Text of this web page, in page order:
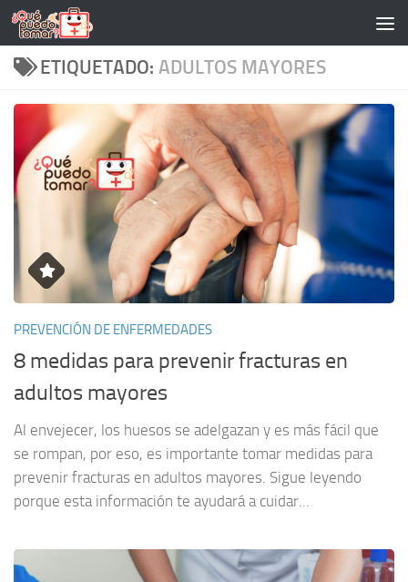
Saltar al contenido
ETIQUETADO: ADULTOS MAYORES
PREVENCIÓN DE ENFERMEDADES
8 medidas para prevenir fracturas en
adultos mayores
Al envejecer, los huesos se adelgazan y es más fácil que
se rompan, por eso, es importante tomar medidas para
prevenir fracturas en adultos mayores. Sigue leyendo
porque esta información te ayudará a cuidar...